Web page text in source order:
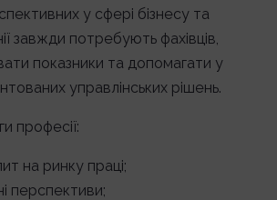
у сфері бізнесу та
завжди потребують фахівців,
показники та допомагати у
управлінських рішень.
професії:
на ринку праці;
перспективи;